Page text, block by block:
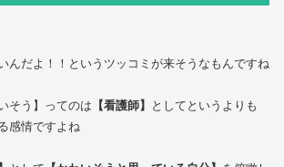
んだよ！！というツッコミが来そうなもんですね
そう】ってのは 【看護師】 としてというよりも
感情ですよね